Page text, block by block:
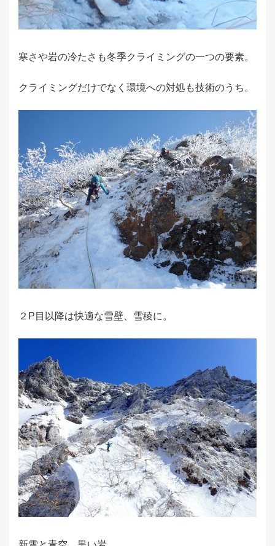
寒さや岩の冷たさも冬季クライミングの一つの要素。
クライミングだけでなく環境への対処も技術のうち。
２P目以降は快適な雪壁、雪稜に。